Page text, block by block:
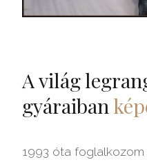
A világ
gyáraiban
1993 óta